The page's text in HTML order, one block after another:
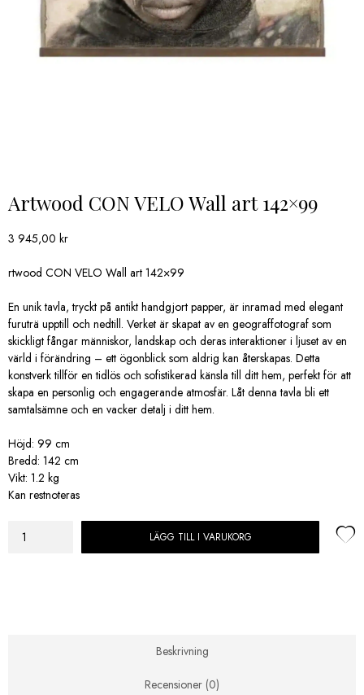
Artwood CON VELO Wall art 142×99
3 945,00 kr
rtwood CON VELO Wall art 142×99
En unik tavla, tryckt på antikt handgjort papper, är inramad med elegant
furuträ upptill och nedtill. Verket är skapat av en geograffotograf som
skickligt fångar människor, landskap och deras interaktioner i ljuset av en
värld i förändring – ett ögonblick som aldrig kan återskapas. Detta
konstverk tillför en tidlös och sofistikerad känsla till ditt hem, perfekt för att
skapa en personlig och engagerande atmosfär. Låt denna tavla bli ett
samtalsämne och en vacker detalj i ditt hem.
Höjd: 99 cm
Bredd: 142 cm
Vikt: 1.2 kg
Kan restnoteras
Artwood
LÄGG TILL I VARUKORG
Beskrivning
Recensioner (0)